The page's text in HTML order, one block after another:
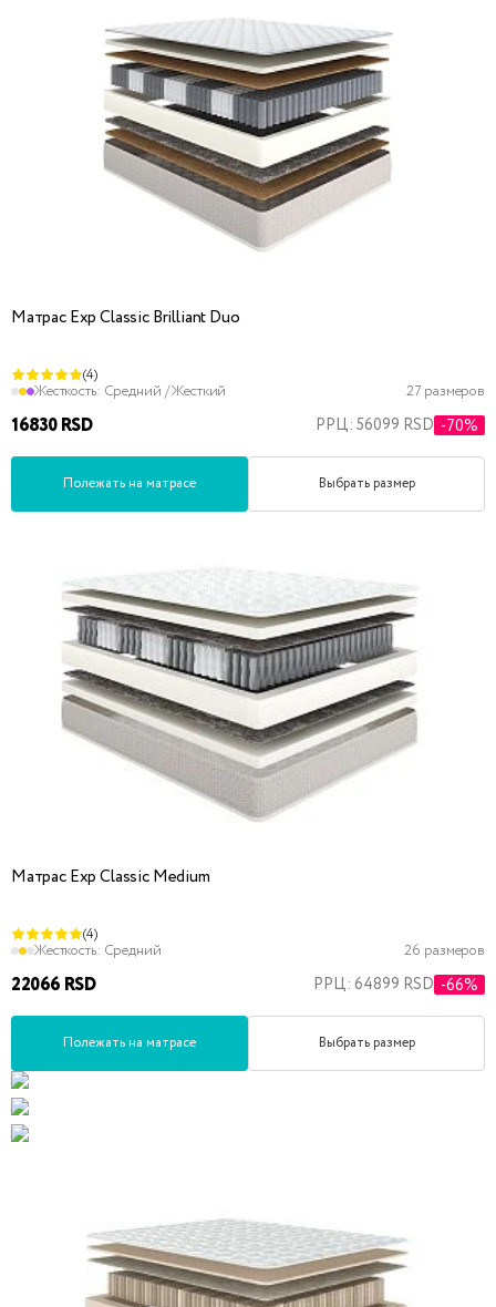
Матрас Exp Classic Brilliant Duo
(4)
Жесткость: Средний / Жесткий 27 размеров
16830 RSD РРЦ: 56099 RSD -70%
Полежать на матрасе Выбрать размер
Матрас Exp Classic Medium
(4)
Жесткость: Средний 26 размеров
22066 RSD РРЦ: 64899 RSD -66%
Полежать на матрасе Выбрать размер